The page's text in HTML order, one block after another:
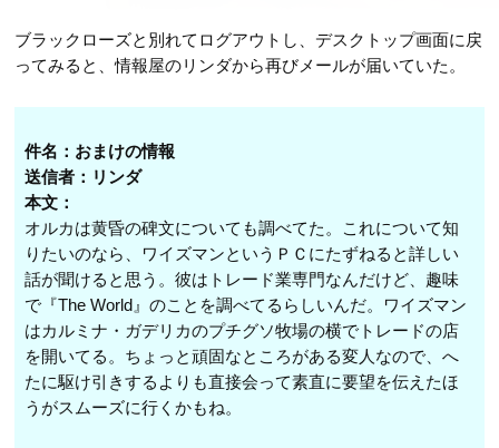
第10話
第14話
第15話
第16話
第17話
第18話
第30話
第31話
第32話
第35話
第36話
第37話
第38話
第39話
第49話
第54話
第55話
第61話
第65話
第66話
第67話NEW
第68話
第69話NEW
ブラックローズと別れてログアウトし、デスクトップ画面に戻
ってみると、情報屋のリンダから再びメールが届いていた。
件名：おまけの情報
送信者：リンダ
本文：
オルカは黄昏の碑文についても調べてた。これについて知
りたいのなら、ワイズマンというＰＣにたずねると詳しい
話が聞けると思う。彼はトレード業専門なんだけど、趣味
で『The World』のことを調べてるらしいんだ。ワイズマン
はカルミナ・ガデリカのプチグソ牧場の横でトレードの店
を開いてる。ちょっと頑固なところがある変人なので、へ
たに駆け引きするよりも直接会って素直に要望を伝えたほ
うがスムーズに行くかもね。